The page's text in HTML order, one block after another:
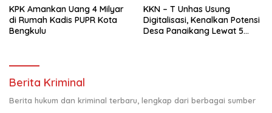
KPK Amankan Uang 4 Milyar
di Rumah Kadis PUPR Kota
Bengkulu
KKN – T Unhas Usung
Digitalisasi, Kenalkan Potensi
Desa Panaikang Lewat 5
Berita Kriminal
Berita hukum dan kriminal terbaru, lengkap dari berbagai sumber